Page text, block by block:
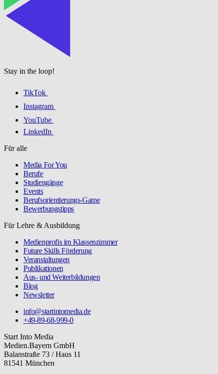
Stay in the loop!
TikTok
Instagram
YouTube
LinkedIn
Für alle
Media For You
Berufe
Studiengänge
Events
Berufsorientierungs-Game
Bewerbungstipps
Für Lehre & Ausbildung
Medienprofis im Klassenzimmer
Future Skills Förderung
Veranstaltungen
Publikationen
Aus- und Weiterbildungen
Blog
Newsletter
info@startintomedia.de
+49-89-68-999-0
Start Into Media
Medien.Bayern GmbH
Balanstraße 73 / Haus 11
81541 München